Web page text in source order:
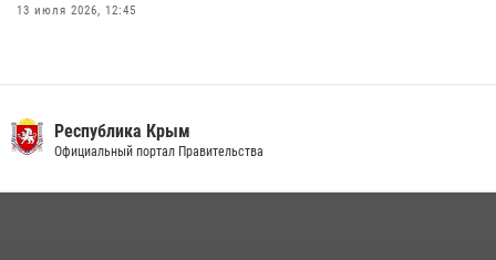
13 июля 2026, 12:45
В Ялте росгвардейцы задержали подозреваемого в краже
Республика Крым
Официальный портал Правительства